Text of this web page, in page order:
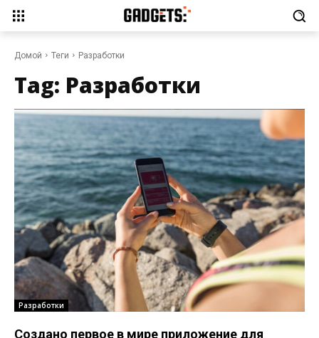
Домой Теги Разработки
Tag: Разработки
Разработки
Создано первое в мире приложение для